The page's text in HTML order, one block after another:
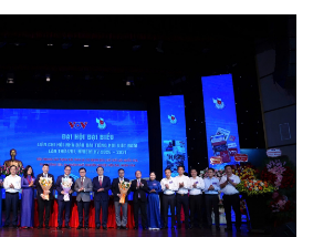
Đọc truyện đêm khuya
Cửa sổ tình yêu
Kể chuyện cho bé
Hạt giống tâm hồn